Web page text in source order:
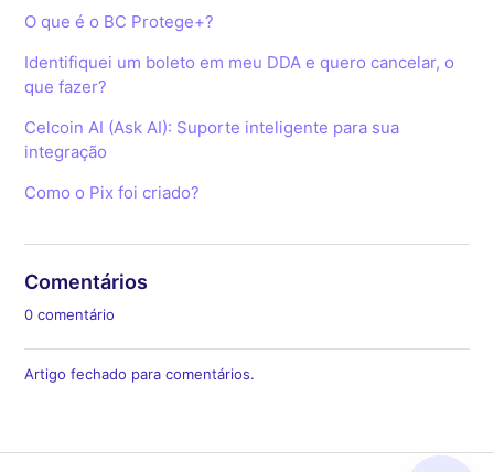
O que é o BC Protege+?
Identifiquei um boleto em meu DDA e quero cancelar, o
que fazer?
Celcoin AI (Ask AI): Suporte inteligente para sua
integração
Como o Pix foi criado?
Comentários
0 comentário
Artigo fechado para comentários.